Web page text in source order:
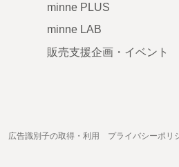
minne PLUS
minne LAB
販売支援企画・イベント
広告識別子の取得・利用 プライバシーポリ